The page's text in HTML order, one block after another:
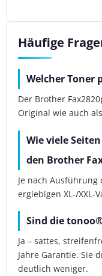
Häufige
Welcher Toner
Der Brother
Original wie auch
Wie viele
den Brother
Je nach Ausführung
ergiebigen XL-/
Sind die
Ja – sattes,
Jahre Garantie. Sie
deutlich weniger.